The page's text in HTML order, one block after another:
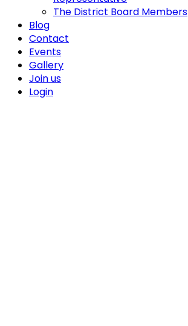
The District Board Members
Blog
Contact
Events
Gallery
Join us
Login